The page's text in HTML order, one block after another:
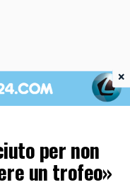
per non
un trofeo»
×